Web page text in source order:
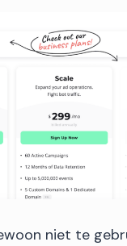
niet te